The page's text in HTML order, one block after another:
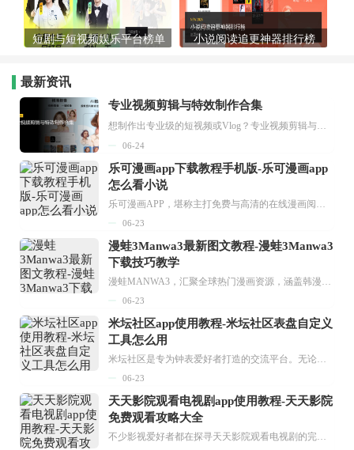
短剧与短视频娱乐平台榜单 小说阅读追更神器排行榜
最新资讯
专业视频剪辑与特效制作合集
想制作出专业级的短视频或Vlog？专业视频剪辑与特效制作大全专题为你提供了从剪辑、抠像到特效包装的全套解决方案。无论是添加炫酷的片头、进行精准的视频抠图，还是制...
06-24
乐可漫画app下载教程手机版-乐可漫画app
怎么看小说
乐可漫画APP，堪称主打免费与高清的在线漫画阅读神器。其官方版提供海量完整版漫画资源，无论是国内漫画，还是日漫、韩漫、台漫、美漫等国外漫画，应有尽有，随时供你阅读。只需轻点一下，便能直接进入阅读界面。不仅如此，乐可漫画最新版本更新速度极快，在这里，你总能抢先看到全网一手漫画章节内容！...
06-23
漫蛙3Manwa3最新图文教程-漫蛙3Manwa3
下载技巧教学
漫蛙MANWA3，汇聚全球热门漫画资源，涵盖韩漫、欧美漫画、国漫等多种类型，题材丰富多样，全方位满足用户阅读喜好。它不仅是阅读平台，更是创作平台，为广大用户打造零门槛创作环境。...
06-23
米坛社区app使用教程-米坛社区表盘自定义
工具怎么用
米坛社区是专为钟表爱好者打造的交流平台。无论你是初涉钟表领域的普通爱好者，还是拥有多年收藏经验的资深玩家，都能在此找到属于自己的天地。 无需注册，就能轻松参与其中。通过专业的讨论论坛与丰富的交互功能，你可与世界各地的钟表爱好者畅快交流。若你钟情于钟表，米坛社区无疑是值得一试的理想之选。在这里，你能获取最新的手表资讯，交流见解，提升鉴赏品味，让每一块手表都成为收藏故事中重要的一部分。感兴趣的朋友，不要错过下载机会。...
06-23
天天影院观看电视剧app使用教程-天天影院
免费观看攻略大全
不少影视爱好者都在探寻天天影院观看电视剧的完整方法，结合最新平台使用规则，本篇新手入门攻略全面讲解观看渠道、检索流程、播放设置以及画面模式调整等实用内容。全文适配手机、电脑等主流设备，步骤简洁易懂，无论是初次使用的新手，还是想要优化观影体验的用户，都能参照内容快速上手，熟练掌握平台各项操作技巧，轻松畅享影视内容。...